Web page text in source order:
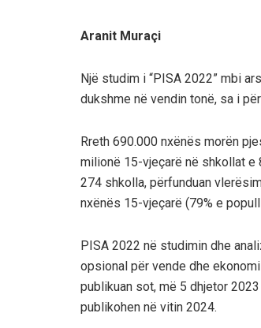
Aranit Muraçi
Një studim i “PISA 2022” mbi
dukshme në vendin tonë, sa i
Rreth 690.000 nxënës morën
milionë 15-vjeçarë në shkollat ​​e
274 shkolla, përfunduan
nxënës 15-vjeçarë (79% e
PISA 2022 në studimin dhe
opsional për vende dhe
publikuan sot, më 5 dhjetor
publikohen në vitin 2024.